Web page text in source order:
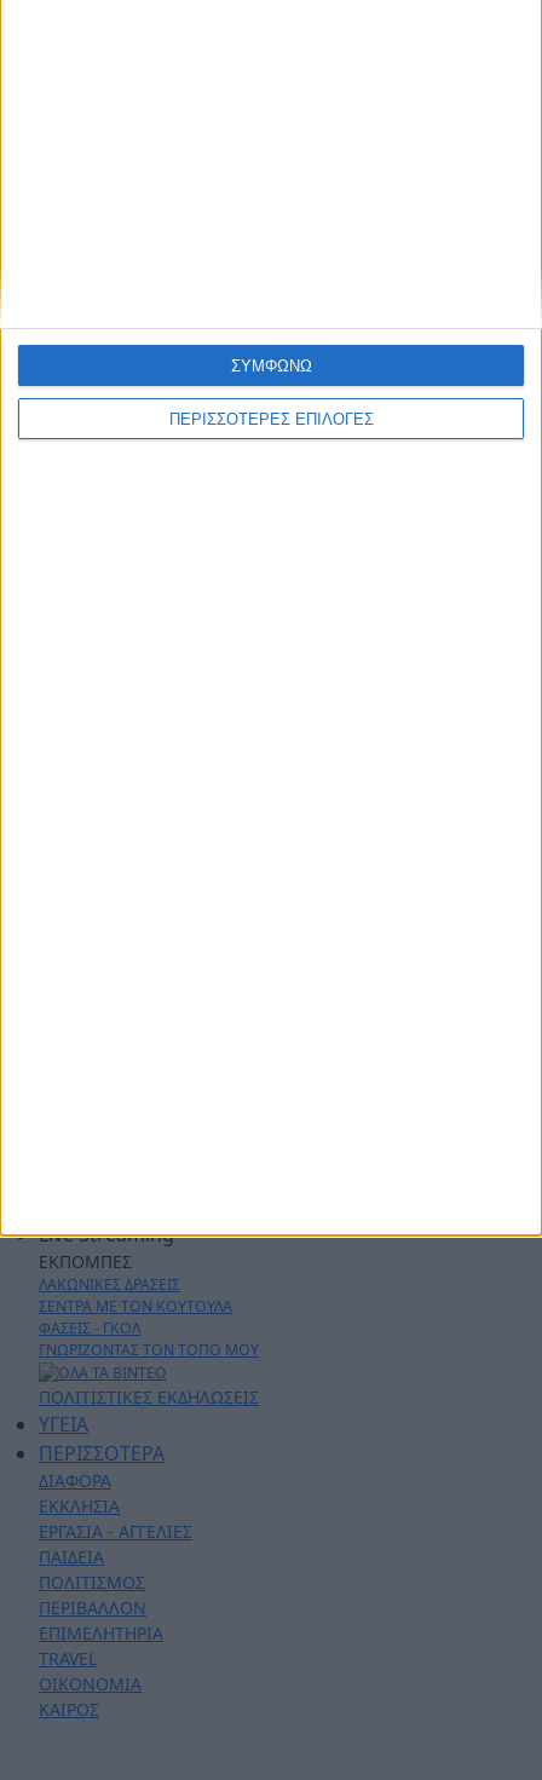
ΠΕΡΙΣΣΟΤΕΡΕΣ ΕΠΙΛΟΓΕΣ
ΣΥΜΦΩΝΩ
Live Streaming
ΕΚΠΟΜΠΕΣ
ΛΑΚΩΝΙΚΕΣ ΔΡΑΣΕΙΣ
ΣΕΝΤΡΑ ΜΕ ΤΟΝ ΚΟΥΤΟΥΛΑ
ΦΑΣΕΙΣ - ΓΚΟΛ
ΓΝΩΡΙΖΟΝΤΑΣ ΤΟΝ ΤΟΠΟ ΜΟΥ
ΠΟΛΙΤΙΣΤΙΚΕΣ ΕΚΔΗΛΩΣΕΙΣ
ΥΓΕΙΑ
ΠΕΡΙΣΣΟΤΕΡΑ
ΔΙΑΦΟΡΑ
ΕΚΚΛΗΣΙΑ
ΕΡΓΑΣΙΑ - ΑΓΓΕΛΙΕΣ
ΠΑΙΔΕΙΑ
ΠΟΛΙΤΙΣΜΟΣ
ΠΕΡΙΒΑΛΛΟΝ
ΕΠΙΜΕΛΗΤΗΡΙΑ
TRAVEL
ΟΙΚΟΝΟΜΙΑ
ΚΑΙΡΟΣ